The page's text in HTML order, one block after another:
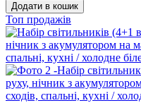
Додати в кошик
Топ продажів